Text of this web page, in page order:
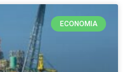
ECONOMIA